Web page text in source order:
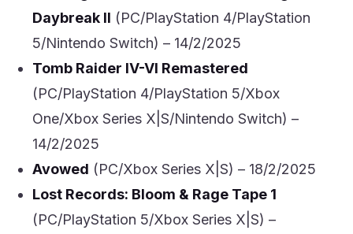
Daybreak II (PC/PlayStation 4/PlayStation
5/Nintendo Switch) – 14/2/2025
Tomb Raider IV-VI Remastered
(PC/PlayStation 4/PlayStation 5/Xbox
One/Xbox Series X|S/Nintendo Switch) –
14/2/2025
Avowed (PC/Xbox Series X|S) – 18/2/2025
Lost Records: Bloom & Rage Tape 1
(PC/PlayStation 5/Xbox Series X|S) –